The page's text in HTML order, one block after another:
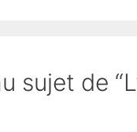
sujet de